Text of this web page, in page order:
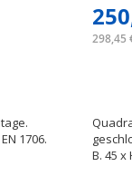
1706.
298,45
B. 45 x